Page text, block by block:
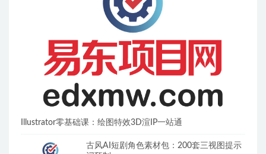
Illustrator零基础课：绘图特效3D渲IP一站通
古风AI短剧角色素材包：200套三视图提示